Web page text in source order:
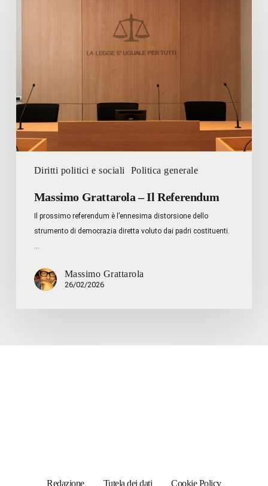
Diritti politici e sociali Politica generale
Massimo Grattarola – Il Referendum
Il prossimo referendum è l’ennesima distorsione dello
strumento di democrazia diretta voluto dai padri costituenti.
Massimo Grattarola
26/02/2026
Redazione Tutela dei dati Cookie Policy